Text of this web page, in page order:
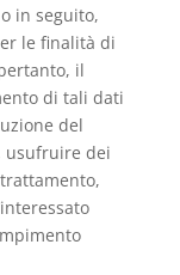
in seguito,
le finalità di
il
di tali dati
del
usufruire dei